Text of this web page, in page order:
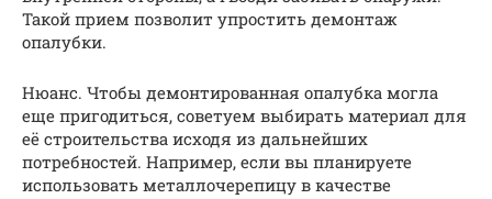
Такой прием позволит упростить демонтаж
опалубки.
Нюанс. Чтобы демонтированная опалубка могла
еще пригодиться, советуем выбирать материал для
её строительства исходя из дальнейших
потребностей. Например, если вы планируете
использовать металлочерепицу в качестве